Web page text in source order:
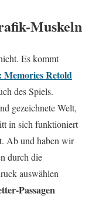
Muskeln
Es kommt
Memories Retold
des Spiels.
gezeichnete Welt,
in sich funktioniert
Ab und haben wir
durch die
auswählen
Passagen